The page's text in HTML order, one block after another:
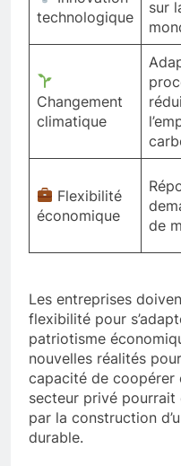
technologique
sur
Changement
climatique
Flexibilité
économique
de
Les entreprises
flexibilité pour
patriotisme
nouvelles réalités
capacité de coopérer
secteur privé
par la construction
durable.